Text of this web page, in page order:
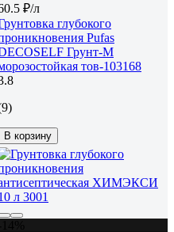
₽/л
глубокого
Pufas
Грунт-М
тов-103168
В корзину